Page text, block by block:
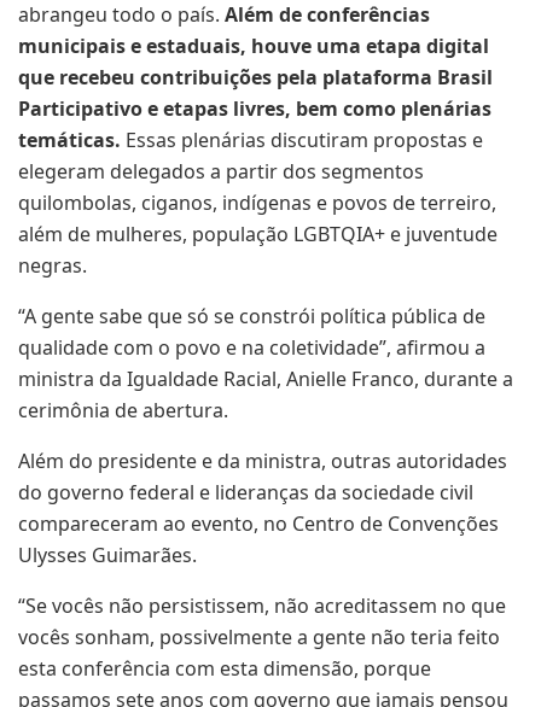
abrangeu todo o país. Além de conferências
municipais e estaduais, houve uma etapa digital
que recebeu contribuições pela plataforma Brasil
Participativo e etapas livres, bem como plenárias
temáticas. Essas plenárias discutiram propostas e
elegeram delegados a partir dos segmentos
quilombolas, ciganos, indígenas e povos de terreiro,
além de mulheres, população LGBTQIA+ e juventude
negras.
“A gente sabe que só se constrói política pública de
qualidade com o povo e na coletividade”, afirmou a
ministra da Igualdade Racial, Anielle Franco, durante a
cerimônia de abertura.
Além do presidente e da ministra, outras autoridades
do governo federal e lideranças da sociedade civil
compareceram ao evento, no Centro de Convenções
Ulysses Guimarães.
“Se vocês não persistissem, não acreditassem no que
vocês sonham, possivelmente a gente não teria feito
esta conferência com esta dimensão, porque
passamos sete anos com governo que jamais pensou